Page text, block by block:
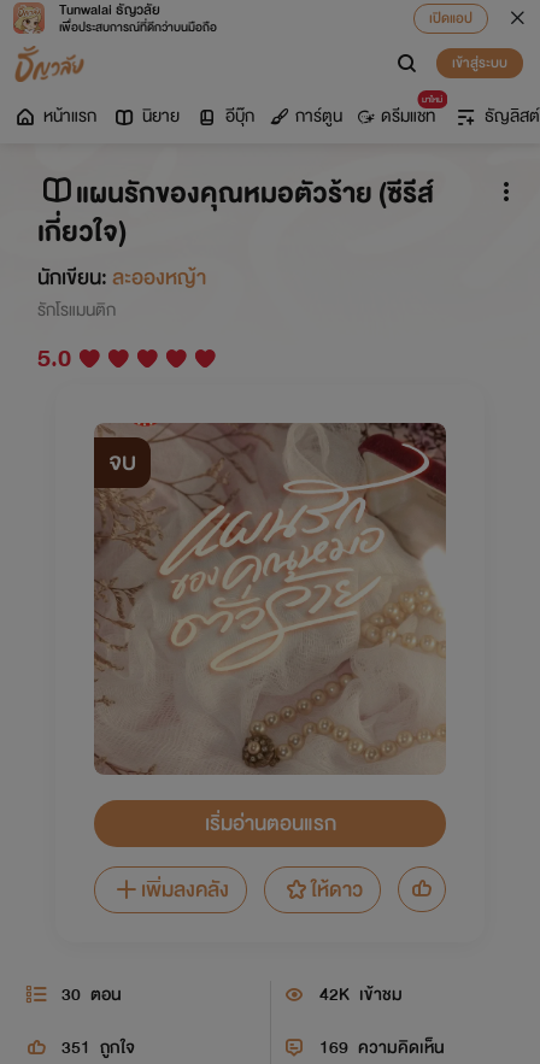
Tunwalai ธัญวลัย
เพื่อประสบการณ์ที่ดีกว่าบนมือถือ
เปิดแอป
เข้าสู่ระบบ
หน้าแรก นิยาย อีบุ๊ก การ์ตูน
มาใหม่
ดรีมแชท ธัญลิสต์
แผนรักของคุณหมอตัวร้าย (ซีรีส์
เกี่ยวใจ)
นักเขียน:ละอองหญ้า
รักโรแมนติก
5.0
จบ
เริ่มอ่านตอนแรก
เพิ่มลงคลัง
ให้ดาว
30 ตอน 42K เข้าชม
351 ถูกใจ 169 ความคิดเห็น